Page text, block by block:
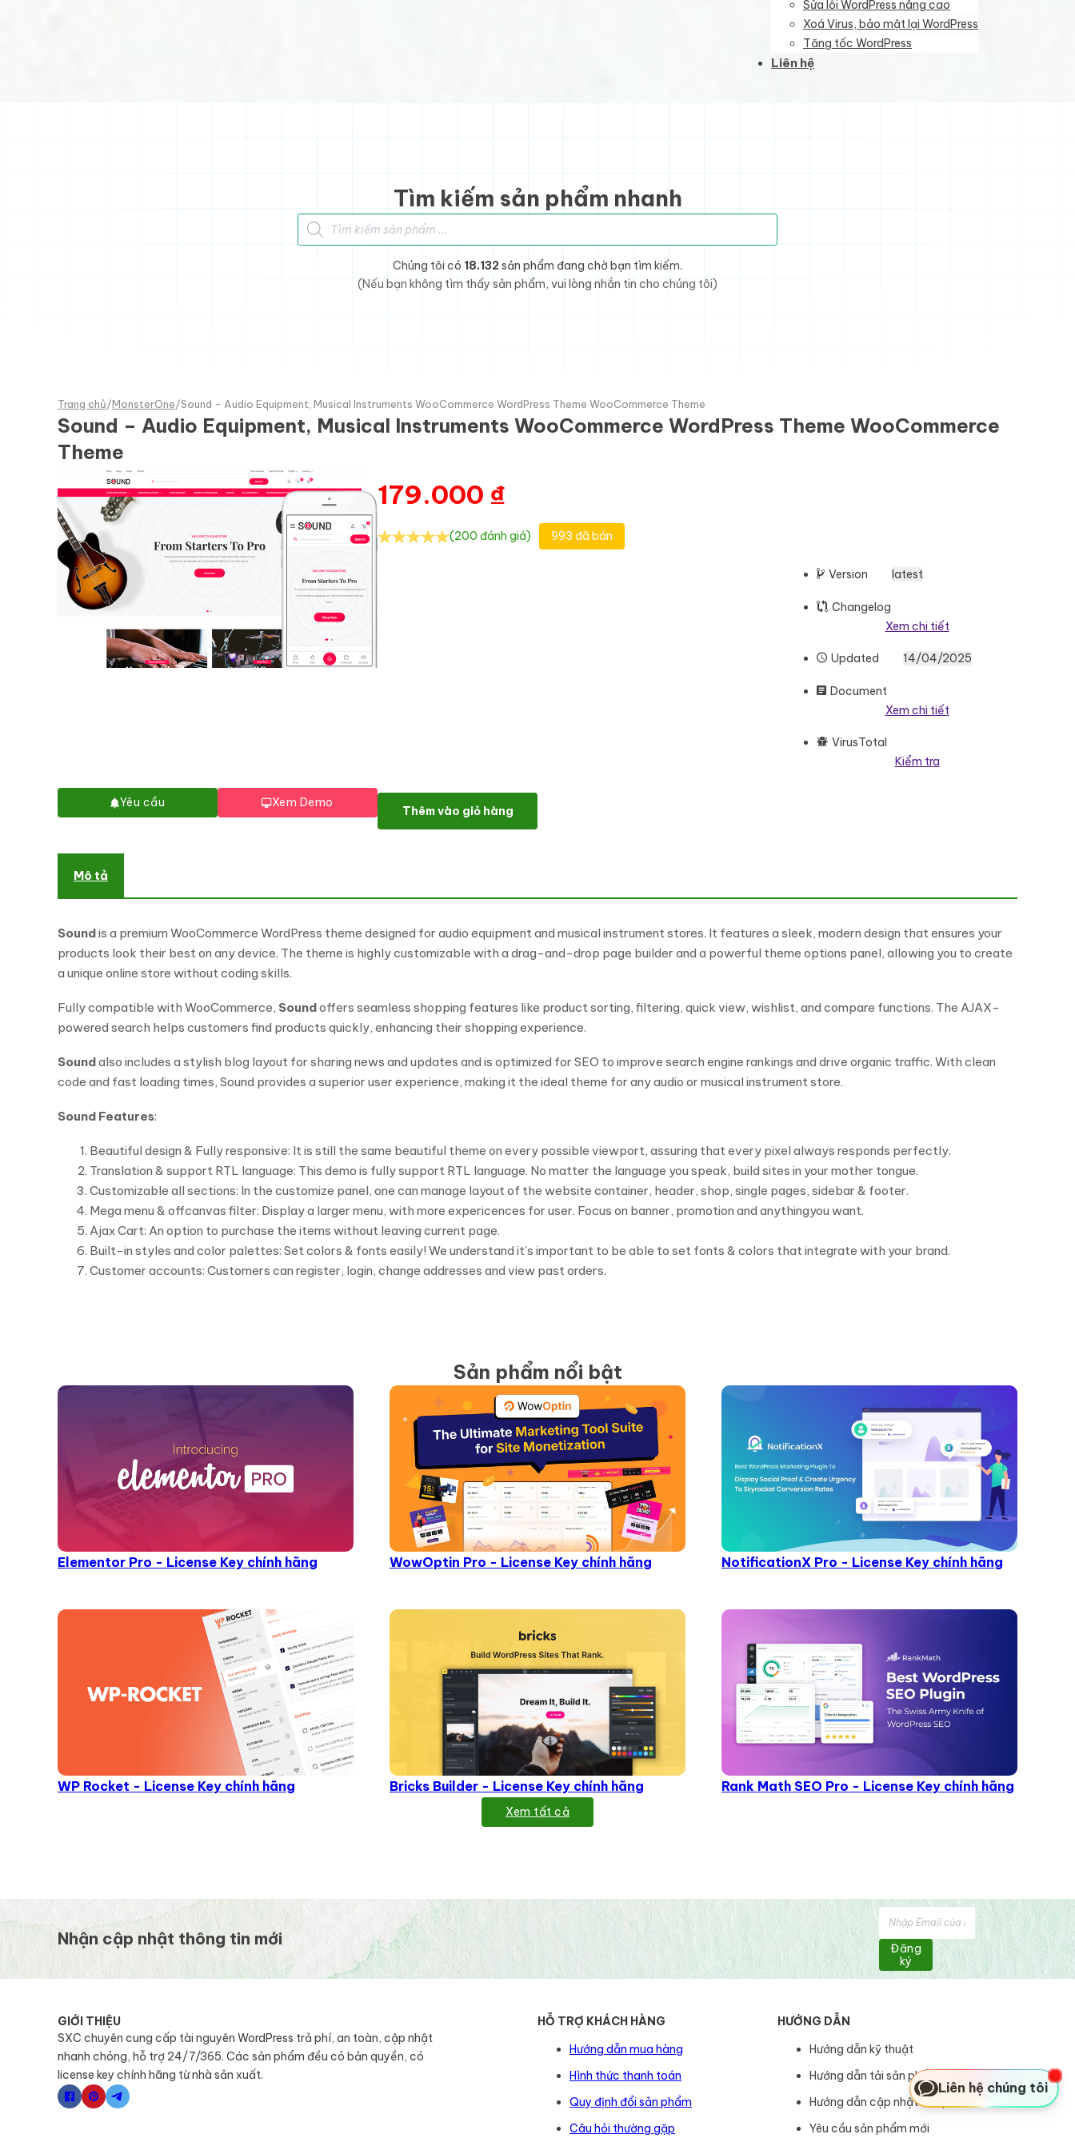
Sửa lỗi WordPress nâng cao
Xoá Virus, bảo mật lại WordPress
Tăng tốc WordPress
Liên hệ
Tìm kiếm sản phẩm nhanh
Tìm kiếm sản phẩm
Chúng tôi có 18.132 sản phẩm đang chờ bạn tìm kiếm.
(Nếu bạn không tìm thấy sản phẩm, vui lòng nhắn tin cho chúng tôi)
Trang chủ/MonsterOne/Sound - Audio Equipment, Musical Instruments WooCommerce WordPress Theme WooCommerce Theme
Sound – Audio Equipment, Musical Instruments WooCommerce WordPress Theme WooCommerce
Theme
Yêu cầu Xem Demo
179.000 ₫
(200 đánh giá) 993 đã bán
Version latest
Changelog
Xem chi tiết
Updated 14/04/2025
Document
Xem chi tiết
VirusTotal
Kiểm tra
Sound - Audio Equipment, Musical Instruments WooCommerce WordPress Theme WooCommerce Theme số lượng
Thêm vào giỏ hàng
Mô tả
Soundis a premium WooCommerce WordPress theme designed for audio equipment and musical instrument stores. It features a sleek, modern design that ensures your
products look their best on any device. The theme is highly customizable with a drag-and-drop page builder and a powerful theme options panel, allowing you to create
a unique online store without coding skills.
Fully compatible with WooCommerce, Soundoffers seamless shopping features like product sorting, filtering, quick view, wishlist, and compare functions. The AJAX-
powered search helps customers find products quickly, enhancing their shopping experience.
Soundalso includes a stylish blog layout for sharing news and updates and is optimized for SEO to improve search engine rankings and drive organic traffic. With clean
code and fast loading times, Sound provides a superior user experience, making it the ideal theme for any audio or musical instrument store.
Sound Features:
Beautiful design & Fully responsive: It is still the same beautiful theme on every possible viewport, assuring that every pixel always responds perfectly.
Translation & support RTL language: This demo is fully support RTL language. No matter the language you speak, build sites in your mother tongue.
Customizable all sections: In the customize panel, one can manage layout of the website container, header, shop, single pages, sidebar & footer.
Mega menu & offcanvas filter: Display a larger menu, with more expericences for user. Focus on banner, promotion and anythingyou want.
Ajax Cart: An option to purchase the items without leaving current page.
Built-in styles and color palettes: Set colors & fonts easily! We understand it’s important to be able to set fonts & colors that integrate with your brand.
Customer accounts: Customers can register, login, change addresses and view past orders.
Sản phẩm nổi bật
Elementor Pro - License Key chính hãng WowOptin Pro - License Key chính hãng NotificationX Pro - License Key chính hãng
WP Rocket - License Key chính hãng Bricks Builder - License Key chính hãng Rank Math SEO Pro - License Key chính hãng
Xem tất cả
Nhận cập nhật thông tin mới
Đăng
ký
GIỚI THIỆU
SXC chuyên cung cấp tài nguyên WordPress trả phí, an toàn, cập nhật
nhanh chóng, hỗ trợ 24/7/365. Các sản phẩm đều có bản quyền, có
license key chính hãng từ nhà sản xuất.
HỖ TRỢ KHÁCH HÀNG
Hướng dẫn mua hàng
Hình thức thanh toán
Quy định đổi sản phẩm
Câu hỏi thường gặp
HƯỚNG DẪN
Hướng dẫn kỹ thuật
Hướng dẫn tải sản phẩm
Hướng dẫn cập nhật sản phẩm
Yêu cầu sản phẩm mới
Liên hệ chúng tôi